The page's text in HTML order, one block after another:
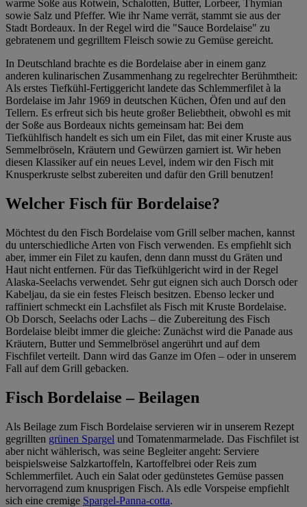
warme Soße aus Rotwein, Schalotten, Butter, Lorbeer, Thymian
sowie Salz und Pfeffer. Wie ihr Name verrät, stammt sie aus der
Stadt Bordeaux. In der Regel wird die "Sauce Bordelaise" zu
gebratenem und gegrilltem Fleisch sowie zu Gemüse gereicht.
In Deutschland brachte es die Bordelaise aber in einem ganz
anderen kulinarischen Zusammenhang zu regelrechter Berühmtheit:
Als erstes Tiefkühl-Fertiggericht landete das Schlemmerfilet à la
Bordelaise im Jahr 1969 in deutschen Küchen, Öfen und auf den
Tellern. Es erfreut sich bis heute großer Beliebtheit, obwohl es mit
der Soße aus Bordeaux nichts gemeinsam hat: Bei dem
Tiefkühlfisch handelt es sich um ein Filet, das mit einer Kruste aus
Semmelbröseln, Kräutern und Gewürzen garniert ist. Wir heben
diesen Klassiker auf ein neues Level, indem wir den Fisch mit
Knusperkruste selbst zubereiten und dafür den Grill benutzen!
Welcher Fisch für Bordelaise?
Möchtest du den Fisch Bordelaise vom Grill selber machen, kannst
du unterschiedliche Arten von Fisch verwenden. Es empfiehlt sich
aber, immer ein Filet zu kaufen, denn dann musst du Gräten und
Haut nicht entfernen. Für das Tiefkühlgericht wird in der Regel
Alaska-Seelachs verwendet. Sehr gut eignen sich auch Dorsch oder
Kabeljau, da sie ein festes Fleisch besitzen. Ebenso lecker und
raffiniert schmeckt ein Lachsfilet als Fisch mit Kruste Bordelaise.
Ob Dorsch, Seelachs oder Lachs – die Zubereitung des Fisch
Bordelaise bleibt immer die gleiche: Zunächst wird die Panade aus
Kräutern, Butter und Semmelbrösel angerührt und auf dem
Fischfilet verteilt. Dann wird das Ganze im Ofen – oder in unserem
Fall auf dem Grill gebacken.
Fisch Bordelaise – Beilagen
Als Beilage zum Fisch Bordelaise servieren wir in unserem Rezept
gegrillten grünen Spargel und Tomatenmarmelade. Das Fischfilet ist
aber nicht wählerisch, was seine Begleiter angeht: Serviere
beispielsweise Salzkartoffeln, Kartoffelbrei oder Reis zum
Schlemmerfilet. Auch ein Salat oder gedünstetes Gemüse passen
hervorragend zum knusprigen Fisch. Als edle Vorspeise empfiehlt
sich eine cremige Spargel-Panna-cotta.